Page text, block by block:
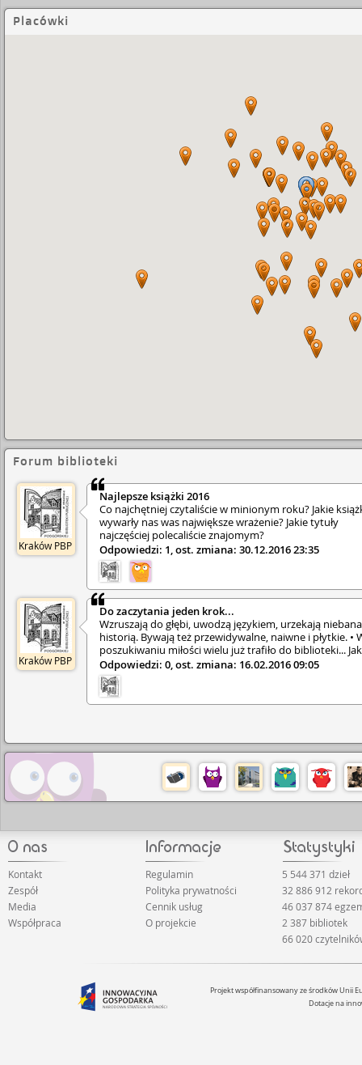
Placówki
Forum biblioteki
Najlepsze książki 2016
Co najchętniej czytaliście w minionym roku? Jakie
wywarły nas was największe wrażenie? Jakie tytuły
najczęściej polecaliście znajomym?
Odpowiedzi: 1, ost. zmiana: 30.12.2016 23:35
Kraków PBP
Do zaczytania jeden krok...
Wzruszają do głębi, uwodzą językiem, urzekają
historią. Bywają też przewidywalne, naiwne i płytkie. •
poszukiwaniu miłości wielu już trafiło do biblioteki...
książki o miłości czytacie? Które tytuły najbardziej
Wam w pamięć? Za co uwielbiacie książkowe postaci, a
was w nich drażni? Czy zgadzacie się z ich wyborami? •
Zapraszamy do dyskusji na temat Waszych ulubionych
Odpowiedzi: 0, ost. zmiana: 16.02.2016 09:05
Kraków PBP
Kontakt
Zespół
Media
Współpraca
Regulamin
Polityka prywatności
Cennik usług
O projekcie
5 544 371 dzieł
32 886 912
46 037 874
2 387 bibliotek
66 020
Projekt współfinansowany ze środków Unii
Dotacje na